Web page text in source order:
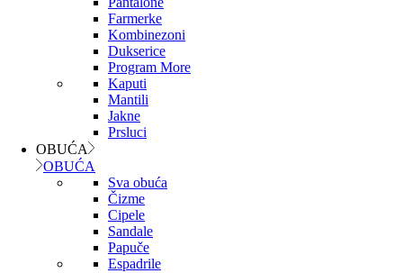
Farmerke
Kombinezoni
Dukserice
Program More
Kaputi
Mantili
Jakne
Prsluci
OBUĆA
OBUĆA
Sva obuća
Čizme
Cipele
Sandale
Papuče
Espadrile